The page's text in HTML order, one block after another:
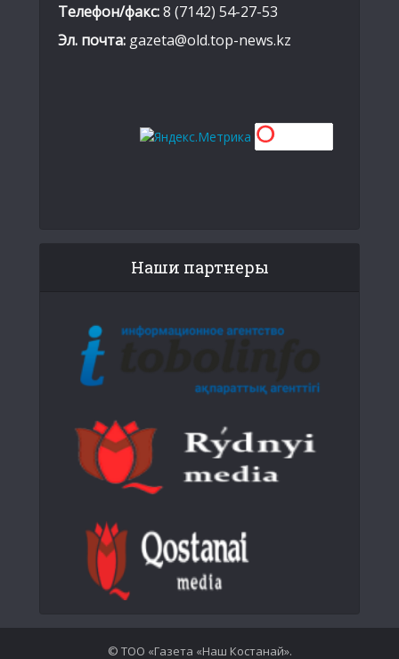
Телефон/факс:8 (7142) 54-27-53
Эл. почта: gazeta@old.top-news.kz
Наши партнеры
© ТОО «Газета «Наш Костанай».